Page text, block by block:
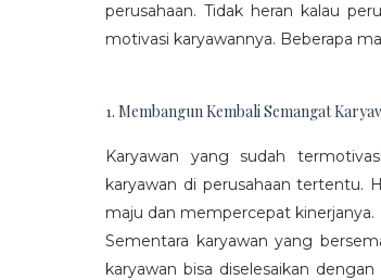
perusahaan. Tidak heran kalau
motivasi karyawannya. Beberapa
1. Membangun Kembali Semangat
Karyawan yang sudah
karyawan di perusahaan tertentu.
maju dan mempercepat kinerjanya.
Sementara karyawan yang
karyawan bisa diselesaikan